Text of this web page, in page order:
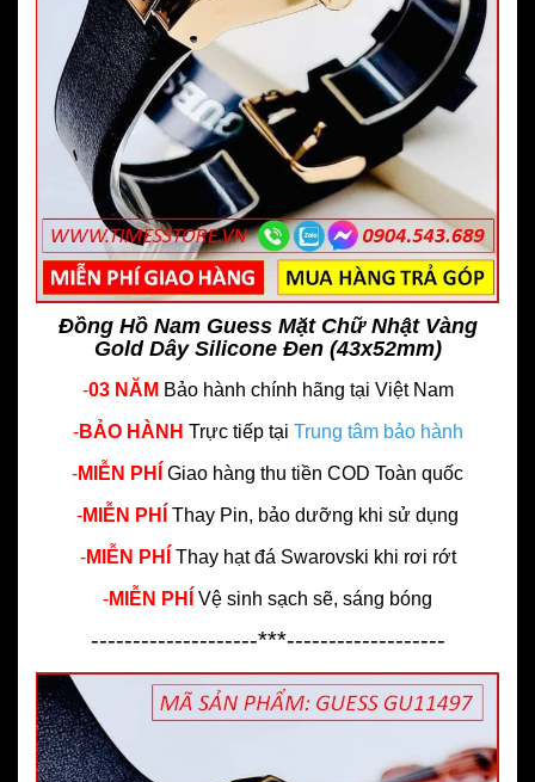
Đồng Hồ Nam Guess Mặt Chữ Nhật Vàng
Gold Dây Silicone Đen (43x52mm)
-03 NĂM Bảo hành chính hãng tại Việt Nam
-BẢO HÀNH Trực tiếp tại Trung tâm bảo hành
-MIỄN PHÍ Giao hàng thu tiền COD Toàn quốc
-MIỄN PHÍ Thay Pin, bảo dưỡng khi sử dụng
-MIỄN PHÍ Thay hạt đá Swarovski khi rơi rớt
-MIỄN PHÍ Vệ sinh sạch sẽ, sáng bóng
--------------------***-------------------